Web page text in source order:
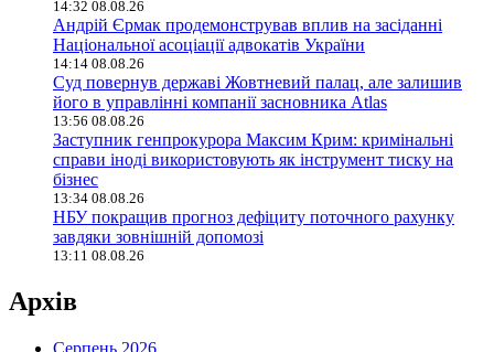
14:32 08.08.26
Андрій Єрмак продемонстрував вплив на засіданні
Національної асоціації адвокатів України
14:14 08.08.26
Суд повернув державі Жовтневий палац, але залишив
його в управлінні компанії засновника Atlas
13:56 08.08.26
Заступник генпрокурора Максим Крим: кримінальні
справи іноді використовують як інструмент тиску на
бізнес
13:34 08.08.26
НБУ покращив прогноз дефіциту поточного рахунку
завдяки зовнішній допомозі
13:11 08.08.26
Архів
Серпень 2026